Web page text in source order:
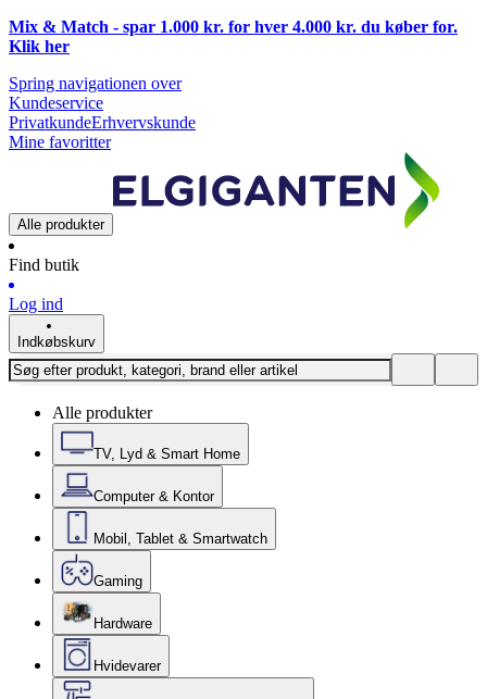
Mix & Match - spar 1.000 kr. for hver 4.000 kr. du køber for.
Klik her
Spring navigationen over
Kundeservice
PrivatkundeErhvervskunde
Mine favoritter
Alle produkter
Find butik
Log ind
Indkøbskurv
Alle produkter
TV, Lyd & Smart Home
Computer & Kontor
Mobil, Tablet & Smartwatch
Gaming
Hardware
Hvidevarer